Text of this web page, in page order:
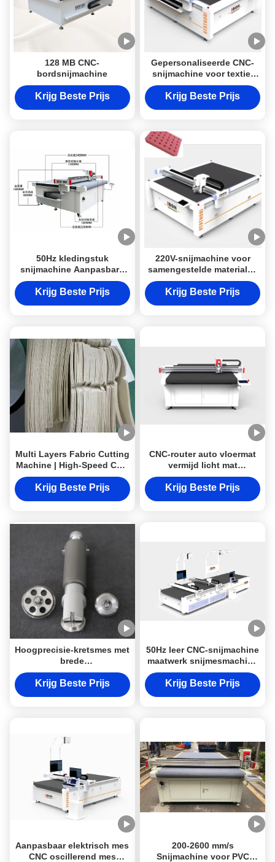
128 MB CNC-
bordsnijmachine
Krijg Beste Prijs
Gepersonaliseerde CNC-
snijmachine voor textiel
200 mm/s - 2000 mm/s
Snijmachine voor
Krijg Beste Prijs
50Hz kledingstuk
snijmachine Aanpasbare
CNC-stofsnijmachine met
snijkraagmateriaal
Krijg Beste Prijs
220V-snijmachine voor
samengestelde materialen
200mm/s - 2600mm/s CNC-
snijmachine voor
Krijg Beste Prijs
Multi Layers Fabric Cutting
Machine | High-Speed CNC
Textile Cutter
Krijg Beste Prijs
CNC-router auto vloermat
vermijd licht mat
zitbedekking oscillerend
mes snijmachine
Krijg Beste Prijs
Hoogprecisie-kretsmes met
brede
materiaalcompatibiliteit en
industriële duurzaamheid
Krijg Beste Prijs
50Hz leer CNC-snijmachine
maatwerk snijmesmachine
voor mineraalwol isolatie
paneel
Krijg Beste Prijs
Aanpasbaar elektrisch mes
CNC oscillerend mes
200-2600 mm/s
Snijmachine voor PVC